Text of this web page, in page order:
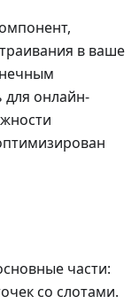
в ваше
для онлайн-
части:
со слотами.